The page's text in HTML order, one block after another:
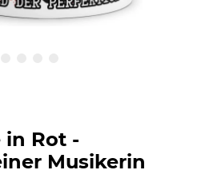
in Rot -
Musikerin